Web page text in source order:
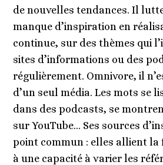
de nouvelles tendances. Il
manque d’inspiration en
continue, sur des thèmes qui
sites d’informations ou des
régulièrement. Omnivore, il
d’un seul média. Les mots se
dans des podcasts, se
sur YouTube… Ses sources
point commun : elles allient la
à une capacité à varier les